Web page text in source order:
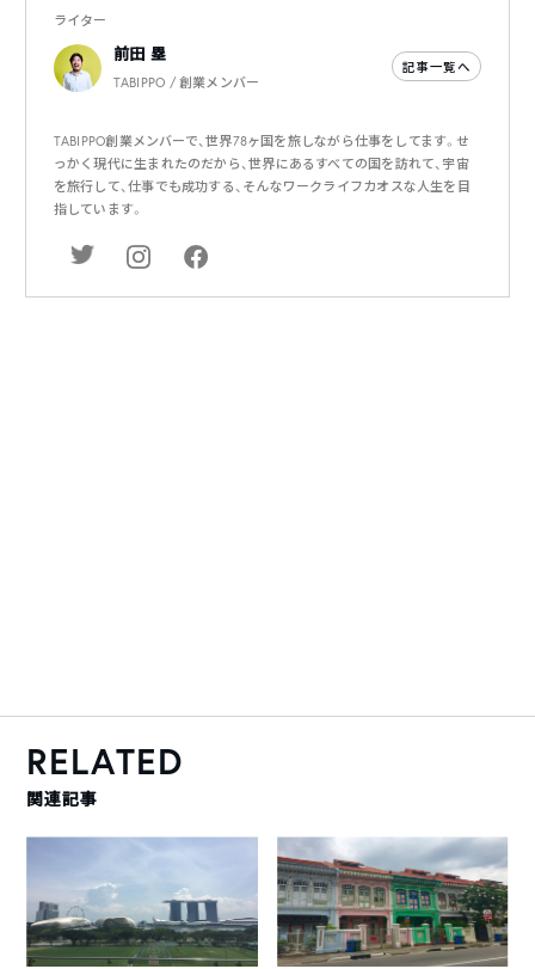
ライター
前田 塁
TABIPPO / 創業メンバー
記事一覧へ
TABIPPO創業メンバーで、世界78ヶ国を旅しながら仕事をしてます。せ
っかく現代に生まれたのだから、世界にあるすべての国を訪れて、宇宙
を旅行して、仕事でも成功する、そんなワークライフカオスな人生を目
指しています。
RELATED
関連記事